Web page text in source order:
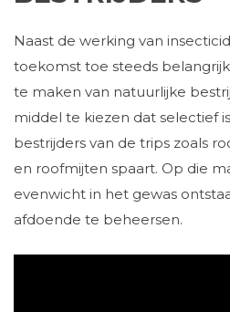
Naast de werking van
toekomst toe steeds
te maken van natuurlijke
middel te kiezen dat selectief
bestrijders van de trips zoals
en roofmijten spaart. Op die
evenwicht in het gewas
afdoende te beheersen.